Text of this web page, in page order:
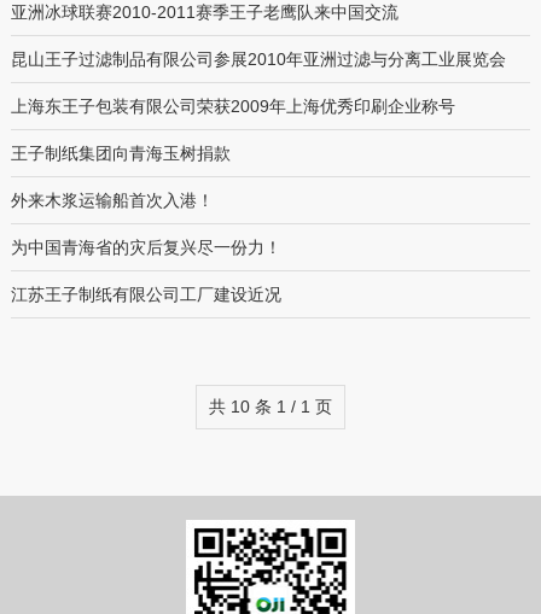
亚洲冰球联赛2010-2011赛季王子老鹰队来中国交流
昆山王子过滤制品有限公司参展2010年亚洲过滤与分离工业展览会
上海东王子包装有限公司荣获2009年上海优秀印刷企业称号
王子制纸集团向青海玉树捐款
外来木浆运输船首次入港！
为中国青海省的灾后复兴尽一份力！
江苏王子制纸有限公司工厂建设近况
共 10 条 1 / 1 页